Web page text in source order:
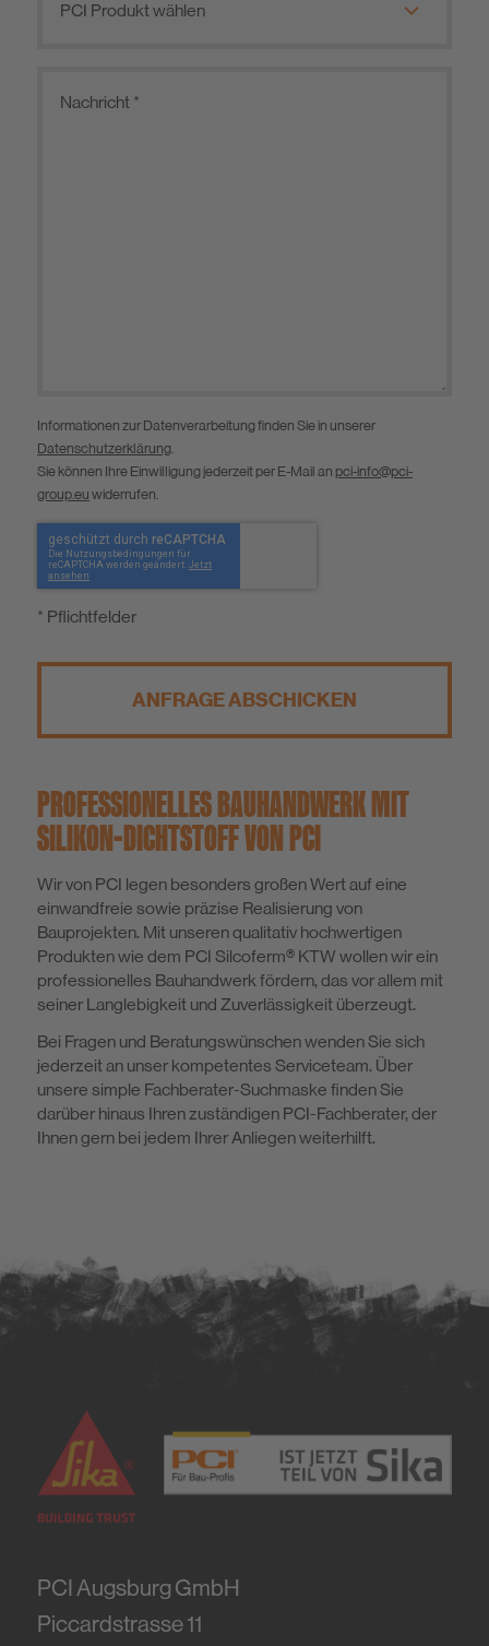
Informationen zur Datenverarbeitung finden Sie in unserer
Datenschutzerklärung
Sie können Ihre Einwilligung jederzeit per E-Mail an pci-info@pci-
group.eu widerrufen.
* Pflichtfelder
ANFRAGE ABSCHICKEN
PROFESSIONELLES BAUHANDWERK MIT
SILIKON-DICHTSTOFF VON PCI
Wir von PCI legen besonders großen Wert auf eine
einwandfreie sowie präzise Realisierung von
Bauprojekten. Mit unseren qualitativ hochwertigen
Produkten wie dem PCI Silcoferm® KTW wollen wir ein
professionelles Bauhandwerk fördern, das vor allem mit
seiner Langlebigkeit und Zuverlässigkeit überzeugt.
Bei Fragen und Beratungswünschen wenden Sie sich
jederzeit an unser kompetentes Serviceteam. Über
unsere simple Fachberater-Suchmaske finden Sie
darüber hinaus Ihren zuständigen PCI-Fachberater, der
Ihnen gern bei jedem Ihrer Anliegen weiterhilft.
PCI Augsburg GmbH
Piccardstrasse 11